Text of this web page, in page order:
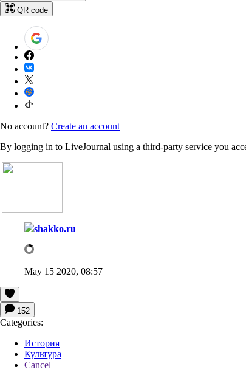
QR code
No account? Create an account
By logging in to LiveJournal using a third-party service you
shakko.ru
May 15 2020, 08:57
152
Categories:
История
Культура
Cancel